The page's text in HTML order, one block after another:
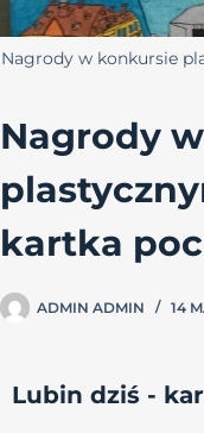
Nagrody w konkursie
Nagrody
kartka
ADMIN ADMIN 14
Lubin dziś -